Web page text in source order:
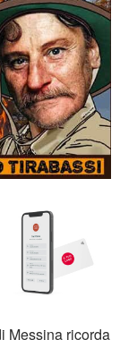
Messina ricorda